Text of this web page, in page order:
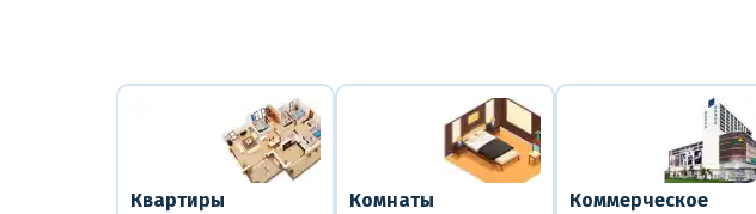
Квартиры Комнаты Коммерческое